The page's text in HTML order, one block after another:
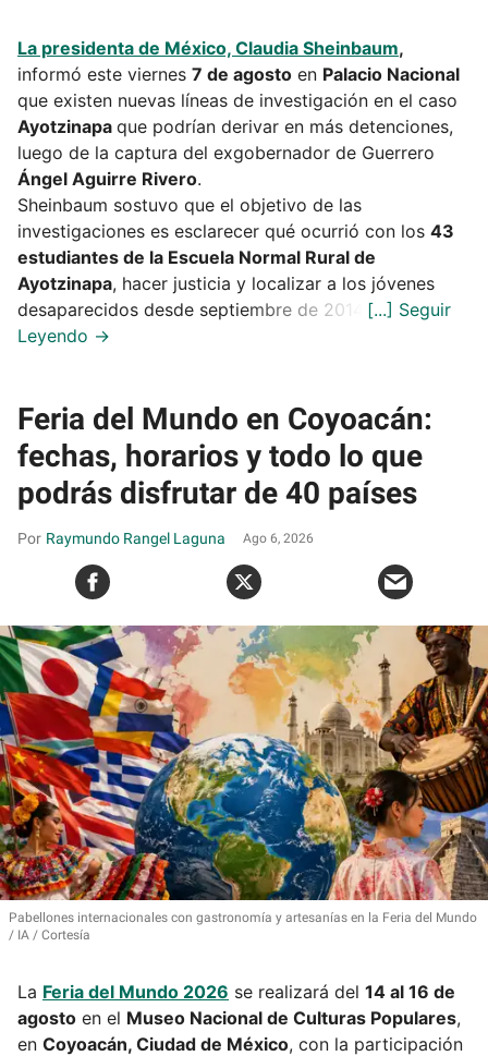
La presidenta de México, Claudia Sheinbaum,
informó este viernes 7 de agosto en Palacio Nacional
que existen nuevas líneas de investigación en el caso
Ayotzinapa que podrían derivar en más detenciones,
luego de la captura del exgobernador de Guerrero
Ángel Aguirre Rivero.
Sheinbaum sostuvo que el objetivo de las
investigaciones es esclarecer qué ocurrió con los 43
estudiantes de la Escuela Normal Rural de
Ayotzinapa, hacer justicia y localizar a los jóvenes
desaparecidos desde septiembre de 2014.
Feria del Mundo en Coyoacán:
fechas, horarios y todo lo que
podrás disfrutar de 40 países
Raymundo Rangel Laguna Ago 6, 2026
Pabellones internacionales con gastronomía y artesanías en la Feria del Mundo
IA / Cortesía
La Feria del Mundo 2026 se realizará del 14 al 16 de
agosto en el Museo Nacional de Culturas Populares,
en Coyoacán, Ciudad de México, con la participación